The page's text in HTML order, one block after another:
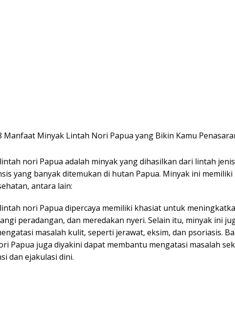
nori Papua adalah minyak yang dihasilkan dari lintah
yang banyak ditemukan di hutan Papua. Minyak ini
antara lain:
nori Papua dipercaya memiliki khasiat untuk
peradangan, dan meredakan nyeri. Selain itu, minyak ini
masalah kulit, seperti jerawat, eksim, dan psoriasis.
Papua juga diyakini dapat membantu mengatasi masalah
dan ejakulasi dini.